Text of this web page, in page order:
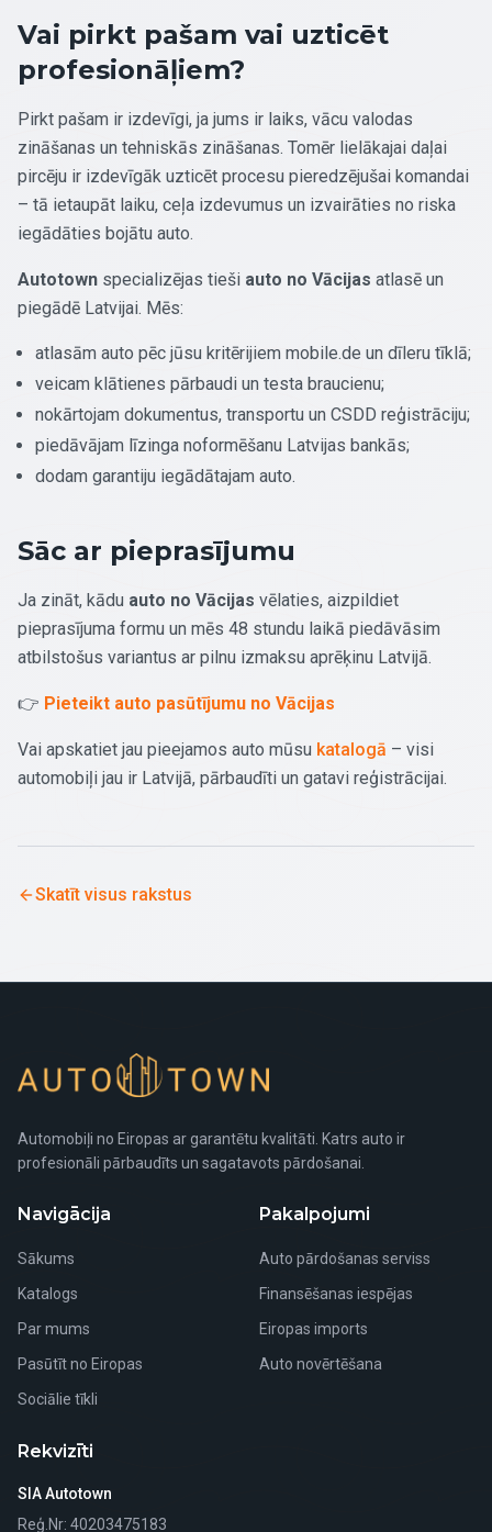
Vai pirkt pašam vai uzticēt
profesionāļiem?
Pirkt pašam ir izdevīgi, ja jums ir laiks, vācu valodas
zināšanas un tehniskās zināšanas. Tomēr lielākajai daļai
pircēju ir izdevīgāk uzticēt procesu pieredzējušai komandai
– tā ietaupāt laiku, ceļa izdevumus un izvairāties no riska
iegādāties bojātu auto.
Autotown specializējas tieši auto no Vācijas atlasē un
piegādē Latvijai. Mēs:
atlasām auto pēc jūsu kritērijiem mobile.de un dīleru tīklā;
veicam klātienes pārbaudi un testa braucienu;
nokārtojam dokumentus, transportu un CSDD reģistrāciju;
piedāvājam līzinga noformēšanu Latvijas bankās;
dodam garantiju iegādātajam auto.
Sāc ar pieprasījumu
Ja zināt, kādu auto no Vācijas vēlaties, aizpildiet
pieprasījuma formu un mēs 48 stundu laikā piedāvāsim
atbilstošus variantus ar pilnu izmaksu aprēķinu Latvijā.
👉 Pieteikt auto pasūtījumu no Vācijas
Vai apskatiet jau pieejamos auto mūsu katalogā – visi
automobiļi jau ir Latvijā, pārbaudīti un gatavi reģistrācijai.
Skatīt visus rakstus
Automobiļi no Eiropas ar garantētu kvalitāti. Katrs auto ir
profesionāli pārbaudīts un sagatavots pārdošanai.
Navigācija
Sākums
Katalogs
Par mums
Pasūtīt no Eiropas
Sociālie tīkli
Pakalpojumi
Auto pārdošanas serviss
Finansēšanas iespējas
Eiropas imports
Auto novērtēšana
Rekvizīti
SIA Autotown
Reģ.Nr: 40203475183